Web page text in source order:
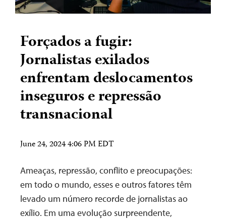
Forçados a fugir:
Jornalistas exilados
enfrentam deslocamentos
inseguros e repressão
transnacional
June 24, 2024 4:06 PM EDT
Ameaças, repressão, conflito e preocupações:
em todo o mundo, esses e outros fatores têm
levado um número recorde de jornalistas ao
exílio. Em uma evolução surpreendente,